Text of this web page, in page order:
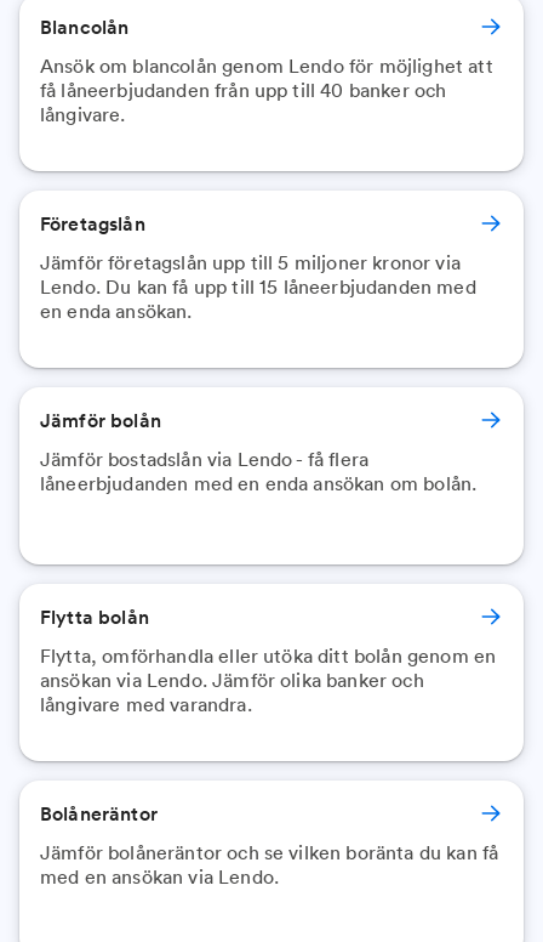
Blancolån
Ansök om blancolån genom Lendo för möjlighet att
få låneerbjudanden från upp till 40 banker och
långivare.
Företagslån
Jämför företagslån upp till 5 miljoner kronor via
Lendo. Du kan få upp till 15 låneerbjudanden med
en enda ansökan.
Jämför bolån
Jämför bostadslån via Lendo - få flera
låneerbjudanden med en enda ansökan om bolån.
Flytta bolån
Flytta, omförhandla eller utöka ditt bolån genom en
ansökan via Lendo. Jämför olika banker och
långivare med varandra.
Bolåneräntor
Jämför bolåneräntor och se vilken boränta du kan få
med en ansökan via Lendo.